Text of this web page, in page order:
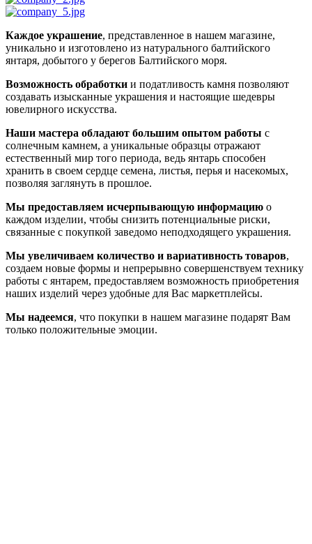
Каждое украшение, представленное в нашем магазине,
уникально и изготовлено из натурального балтийского
янтаря, добытого у берегов Балтийского моря.
Возможность обработки и податливость камня позволяют
создавать изысканные украшения и настоящие шедевры
ювелирного искусства.
Наши мастера обладают большим опытом работы с
солнечным камнем, а уникальные образцы отражают
естественный мир того периода, ведь янтарь способен
хранить в своем сердце семена, листья, перья и насекомых,
позволяя заглянуть в прошлое.
Мы предоставляем исчерпывающую информацию о
каждом изделии, чтобы снизить потенциальные риски,
связанные с покупкой заведомо неподходящего украшения.
Мы увеличиваем количество и вариативность товаров,
создаем новые формы и непрерывно совершенствуем технику
работы с янтарем, предоставляем возможность приобретения
наших изделий через удобные для Вас маркетплейсы.
Мы надеемся, что покупки в нашем магазине подарят Вам
только положительные эмоции.